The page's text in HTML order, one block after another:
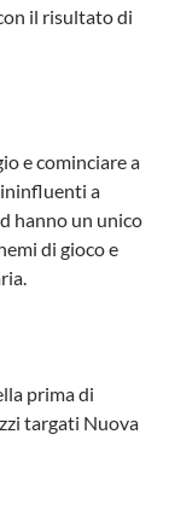
il risultato di
e cominciare a
a
hanno un unico
di gioco e
prima di
targati Nuova